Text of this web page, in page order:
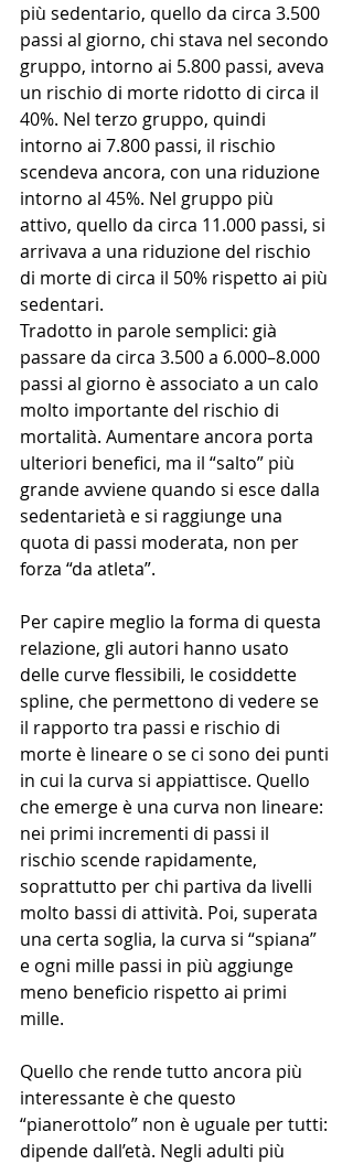
più sedentario, quello da circa 3.500
passi al giorno, chi stava nel secondo
gruppo, intorno ai 5.800 passi, aveva
un rischio di morte ridotto di circa il
40%. Nel terzo gruppo, quindi
intorno ai 7.800 passi, il rischio
scendeva ancora, con una riduzione
intorno al 45%. Nel gruppo più
attivo, quello da circa 11.000 passi, si
arrivava a una riduzione del rischio
di morte di circa il 50% rispetto ai più
sedentari.
Tradotto in parole semplici: già
passare da circa 3.500 a 6.000–8.000
passi al giorno è associato a un calo
molto importante del rischio di
mortalità. Aumentare ancora porta
ulteriori benefici, ma il “salto” più
grande avviene quando si esce dalla
sedentarietà e si raggiunge una
quota di passi moderata, non per
forza “da atleta”.
Per capire meglio la forma di questa
relazione, gli autori hanno usato
delle curve flessibili, le cosiddette
spline, che permettono di vedere se
il rapporto tra passi e rischio di
morte è lineare o se ci sono dei punti
in cui la curva si appiattisce. Quello
che emerge è una curva non lineare:
nei primi incrementi di passi il
rischio scende rapidamente,
soprattutto per chi partiva da livelli
molto bassi di attività. Poi, superata
una certa soglia, la curva si “spiana”
e ogni mille passi in più aggiunge
meno beneficio rispetto ai primi
mille.
Quello che rende tutto ancora più
interessante è che questo
“pianerottolo” non è uguale per tutti:
dipende dall’età. Negli adulti più